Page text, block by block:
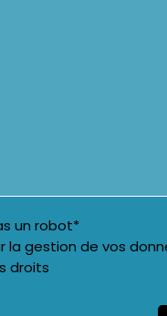
un robot*
la gestion de vos
droits